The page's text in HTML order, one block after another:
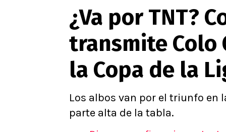
U de Chile
U Católica
Campeonato Nacional
Primera B
Segunda División
Copa Chile
Supercopa Chile
Campeonato Femenino
Alexis
Carlos
¿Va por TNT?
transmite Colo
la Copa de la
Los albos van por el triunfo en
parte alta de la tabla.